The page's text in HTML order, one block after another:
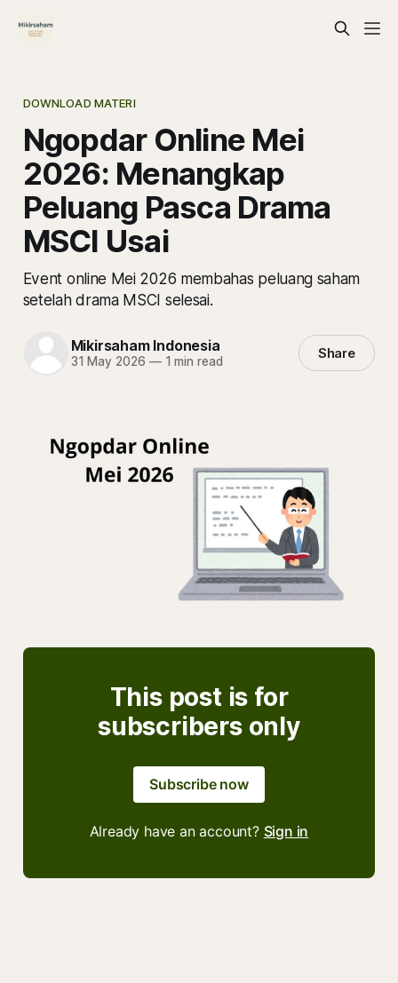
DOWNLOAD MATERI
Ngopdar Online Mei
2026: Menangkap
Peluang Pasca Drama
MSCI Usai
Event online Mei 2026 membahas peluang saham
setelah drama MSCI selesai.
Mikirsaham Indonesia
31 May 2026 —1 min read Share
This post is for
subscribers only
Subscribe now
Already have an account? Sign in